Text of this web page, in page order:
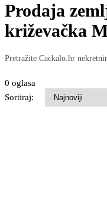
Prodaja
križevačka
Pretražite Cackalo.hr
0 oglasa
Sortiraj: